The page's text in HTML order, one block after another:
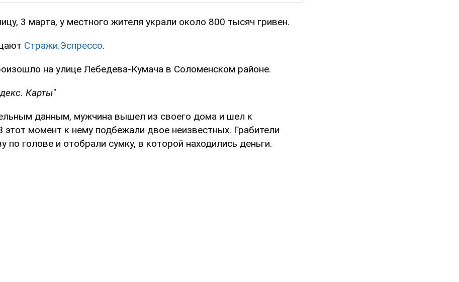
3 марта, у местного жителя украли около 800 тысяч гривен.
Стражи.Эспрессо.
на улице Лебедева-Кумача в Соломенском районе.
Карты"
данным, мужчина вышел из своего дома и шел к
момент к нему подбежали двое неизвестных. Грабители
по голове и отобрали сумку, в которой находились деньги.